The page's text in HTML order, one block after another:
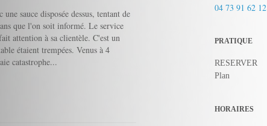
sauce disposée dessus, tentant de
que l'on soit informé. Le service
attention à sa clientèle. C'est un
étaient trempées. Venus à 4
catastrophe...
04 73 91 62 12
PRATIQUE
RESERVER
Plan
HORAIRES